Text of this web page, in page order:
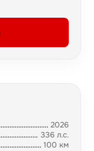
2026
336 л.с.
100 км